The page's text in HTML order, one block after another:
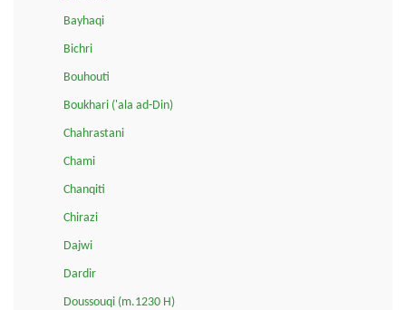
Bayhaqi
Bichri
Bouhouti
Boukhari ('ala ad-Din)
Chahrastani
Chami
Chanqiti
Chirazi
Dajwi
Dardir
Doussouqi (m.1230 H)